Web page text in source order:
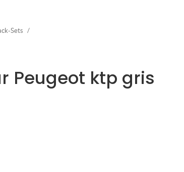
Sets
Peugeot ktp gris